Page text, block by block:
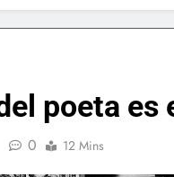
poeta es
0 12 Mins